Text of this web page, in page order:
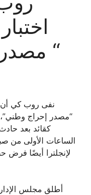
مصدر إحراج وطني “
نفى روب كي أن
“مصدر إحراج
كقائد بعد
الساعات الأولى من
لإنجلترا أيضًا
أطلق مجلس